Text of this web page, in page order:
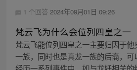
1 个回答 2024年09月01日 09:26
梵云飞为什么会位列四皇之一
梵云飞能位列四皇之一主要归因于
一族，同时也是真龙一族的后裔，
经历一系列事件中，如与龙妖相关